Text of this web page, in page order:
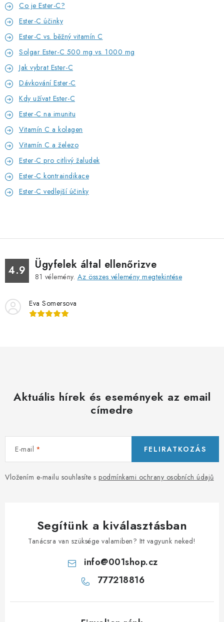
Co je Ester-C?
Ester-C účinky
Ester-C vs. běžný vitamín C
Solgar Ester-C 500 mg vs. 1000 mg
Jak vybrat Ester-C
Dávkování Ester-C
Kdy užívat Ester-C
Ester-C na imunitu
Vitamín C a kolagen
Vitamín C a železo
Ester-C pro citlivý žaludek
Ester-C kontraindikace
Ester-C vedlejší účinky
4.9 Ügyfelek által ellenőrizve
81 vélemény. Az összes vélemény megtekintése
Eva Somersova
Aktuális hírek és események az email
címedre
E-mail
Vložením e-mailu souhlasíte s podmínkami ochrany osobních údajů
FELIRATKOZÁS
Segítünk a kiválasztásban
Tanácsra van szüksége valamiben? Itt vagyunk neked!
info@001shop.cz
777218816